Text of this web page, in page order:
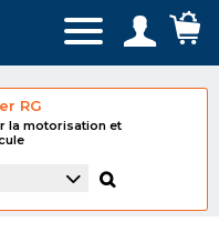
RG
la motorisation et